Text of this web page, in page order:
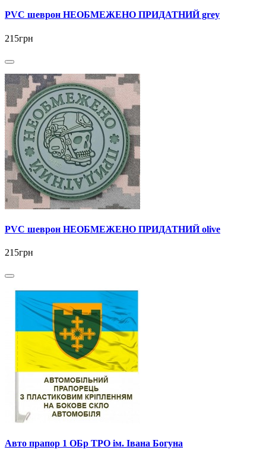
PVC шеврон НЕОБМЕЖЕНО ПРИДАТНИЙ grey
215грн
PVC шеврон НЕОБМЕЖЕНО ПРИДАТНИЙ olive
215грн
Авто прапор 1 ОБр ТРО ім. Івана Богуна